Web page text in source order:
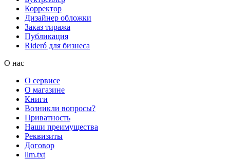
Корректор
Дизайнер обложки
Заказ тиража
Публикация
Rideró для бизнеса
О нас
О сервисе
О магазине
Книги
Возникли вопросы?
Приватность
Наши преимущества
Реквизиты
Договор
llm.txt